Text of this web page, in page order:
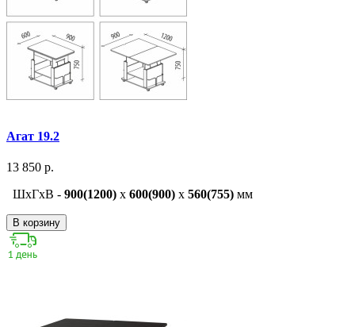
Агат 19.2
13 850 р.
ШxГxВ - 900(1200) x 600(900) x 560(755) мм
В корзину